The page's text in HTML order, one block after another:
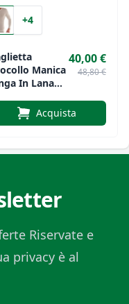
Un capo
tradizione Liabel,
per ogni
guardaroba di ogni
+4
Manica
In Lana
40,00 €
48,80 €
Acquista
Riservate e
privacy è al